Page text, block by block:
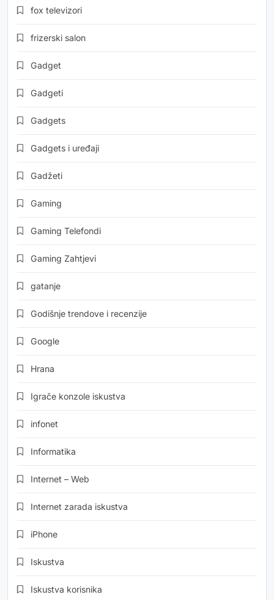
fox televizori
frizerski salon
Gadget
Gadgeti
Gadgets
Gadgets i uređaji
Gadžeti
Gaming
Gaming Telefondi
Gaming Zahtjevi
gatanje
Godišnje trendove i recenzije
Google
Hrana
Igrače konzole iskustva
infonet
Informatika
Internet – Web
Internet zarada iskustva
iPhone
Iskustva
Iskustva korisnika